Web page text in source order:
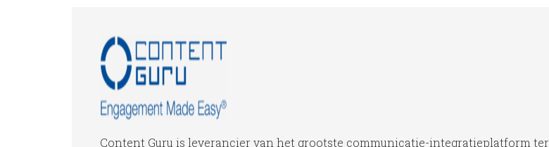
Content Guru is leverancier van het grootste communicatie-integratieplatform ter